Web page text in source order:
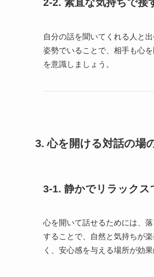
2-2. 素直な気持ちで接
自分の話を聞いてくれる人と
姿勢でいることで、相手も心
を意識しましょう。
3. 心を開ける対話の場
3-1. 静かでリラックス
心を開いて話せるためには、
することで、自然と気持ちが
く、安心感を与える場所が効果